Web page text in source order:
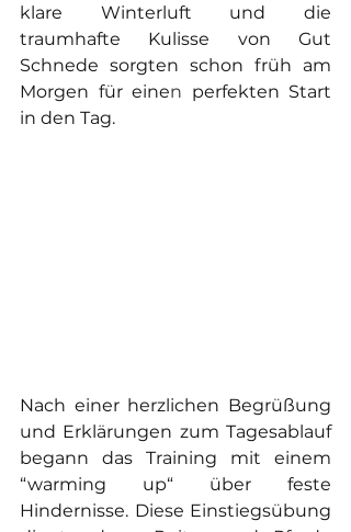
klare Winterluft und die
traumhafte Kulisse von Gut
Schnede sorgten schon früh am
Morgen für einen perfekten Start
in den Tag.
Nach einer herzlichen Begrüßung
und Erklärungen zum Tagesablauf
begann das Training mit einem
“warming up“ über feste
Hindernisse. Diese Einstiegsübung